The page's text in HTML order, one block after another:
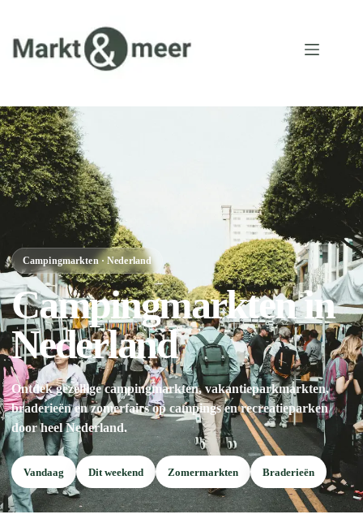
Campingmarkten · Nederland
Campingmarkten in
Nederland
Ontdek gezellige campingmarkten, vakantieparkmarkten,
braderieën en zomerfairs op campings en recreatieparken
door heel Nederland.
Vandaag Dit weekend Zomermarkten Braderieën